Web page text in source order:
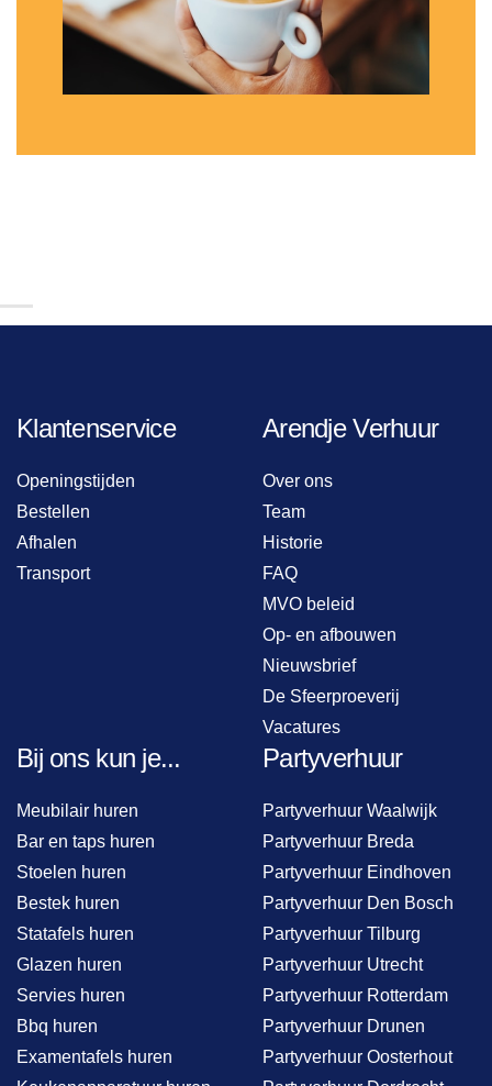
Klantenservice
Openingstijden
Bestellen
Afhalen
Transport
Arendje Verhuur
Over ons
Team
Historie
FAQ
MVO beleid
Op- en afbouwen
Nieuwsbrief
De Sfeerproeverij
Vacatures
Bij ons kun je...
Meubilair huren
Bar en taps huren
Stoelen huren
Bestek huren
Statafels huren
Glazen huren
Servies huren
Bbq huren
Examentafels huren
Partyverhuur
Partyverhuur Waalwijk
Partyverhuur Breda
Partyverhuur Eindhoven
Partyverhuur Den Bosch
Partyverhuur Tilburg
Partyverhuur Utrecht
Partyverhuur Rotterdam
Partyverhuur Drunen
Partyverhuur Oosterhout